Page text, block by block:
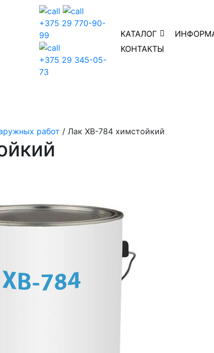
+375 29 770-90-
99
+375 29 345-05-
73
КАТАЛОГ
КОНТАКТЫ
работ / Лак ХВ-784 химстойкий